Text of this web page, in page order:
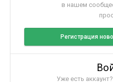
в нашем
Регистрация
Уже есть